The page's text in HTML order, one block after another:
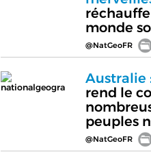
monde
@NatGeoFR
nationalgeogra
Australie
rend le
peuples
@NatGeoFR